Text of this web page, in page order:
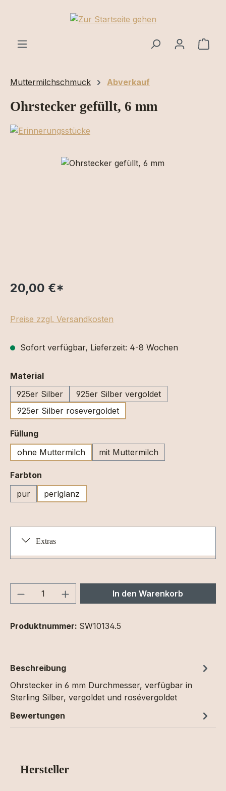
Zum Hauptinhalt springen
Muttermilchschmuck Abverkauf
Ohrstecker gefüllt, 6 mm
Bildergalerie überspringen
20,00 €*
Preise zzgl. Versandkosten
Sofort verfügbar, Lieferzeit: 4-8 Wochen
Materialauswählen
925er Silber
925er Silber vergoldet
925er Silber rosevergoldet
Füllungauswählen
ohne Muttermilch
mit Muttermilch
Farbton
pur
perlglanz
Extras
Produkt Anzahl: Gib denIn den Warenkorb
Produktnummer: SW10134.5
Beschreibung
Ohrstecker in 6 mm Durchmesser, verfügbar in
Sterling Silber, vergoldet und rosévergoldet
Bewertungen
Hersteller